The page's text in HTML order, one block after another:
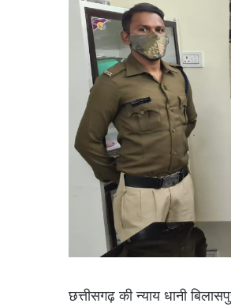
छत्तीसगढ़ की न्याय धानी